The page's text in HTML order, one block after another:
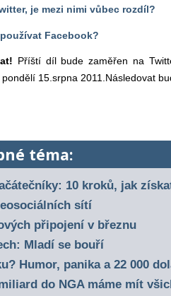
je mezi nimi vůbec rozdíl?
Facebook?
Příští díl bude zaměřen na
15.srpna 2011.Následovat
téma:
10 kroků, jak
sítí
připojení v březnu
Mladí se bouří
Humor, panika a 22 000
do NGA máme mít